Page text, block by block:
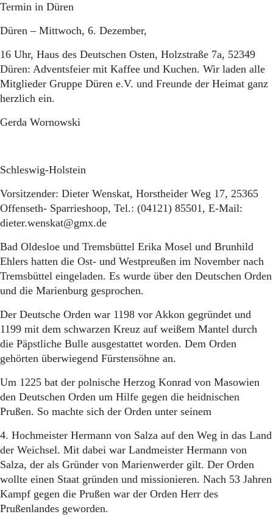
Termin in Düren
Düren – Mittwoch, 6. Dezember,
16 Uhr, Haus des Deutschen Osten, Holzstraße 7a, 52349
Düren: Adventsfeier mit Kaffee und Kuchen. Wir laden alle
Mitglieder Gruppe Düren e.V. und Freunde der Heimat ganz
herzlich ein.
Gerda Wornowski
Schleswig-Holstein
Vorsitzender: Dieter Wenskat, Horstheider Weg 17, 25365
Offenseth- Sparrieshoop, Tel.: (04121) 85501, E-Mail:
dieter.wenskat@gmx.de
Bad Oldesloe und Tremsbüttel Erika Mosel und Brunhild
Ehlers hatten die Ost- und Westpreußen im November nach
Tremsbüttel eingeladen. Es wurde über den Deutschen Orden
und die Marienburg gesprochen.
Der Deutsche Orden war 1198 vor Akkon gegründet und
1199 mit dem schwarzen Kreuz auf weißem Mantel durch
die Päpstliche Bulle ausgestattet worden. Dem Orden
gehörten überwiegend Fürstensöhne an.
Um 1225 bat der polnische Herzog Konrad von Masowien
den Deutschen Orden um Hilfe gegen die heidnischen
Prußen. So machte sich der Orden unter seinem
4. Hochmeister Hermann von Salza auf den Weg in das Land
der Weichsel. Mit dabei war Landmeister Hermann von
Salza, der als Gründer von Marienwerder gilt. Der Orden
wollte einen Staat gründen und missionieren. Nach 53 Jahren
Kampf gegen die Prußen war der Orden Herr des
Prußenlandes geworden.